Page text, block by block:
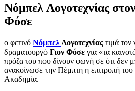
Νόμπελ Λογοτεχνίας
Φόσε
ο φετινό Νόμπελ Λογοτεχνίας τιμά
δραματουργό Γιον Φόσε για «τα
πρόζα του που δίνουν φωνή σε ότι δεν
ανακοίνωσε την Πέμπτη η επιτροπή
Ακαδημία.